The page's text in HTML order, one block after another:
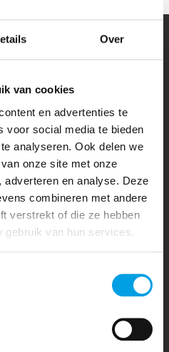
Over
van cookies
en advertenties te
voor social media te bieden
analyseren. Ook delen we
onze site met onze
en analyse. Deze
combineren met andere
verstrekt of die ze hebben
gebruik van hun services.
2569997
| Tilburg